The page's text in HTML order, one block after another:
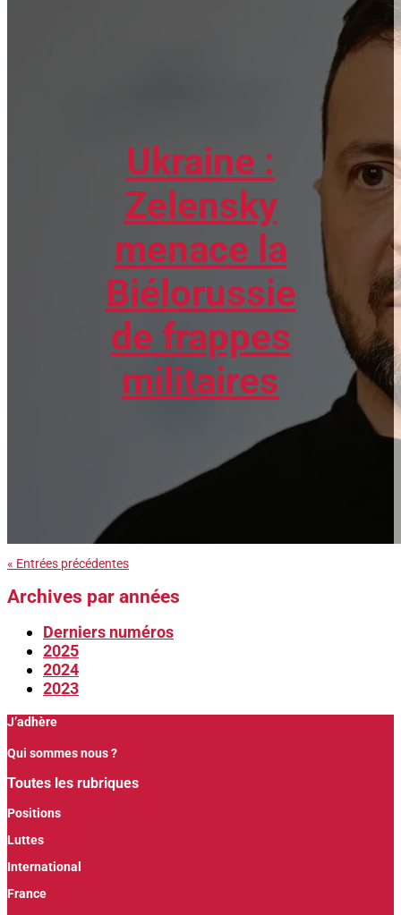
Ukraine :
Zelensky
menace la
Biélorussie
de frappes
militaires
« Entrées précédentes
Archives par années
Derniers numéros
2025
2024
2023
J’adhère
Qui sommes nous ?
Toutes les rubriques
Positions
Luttes
International
France